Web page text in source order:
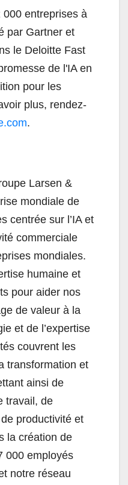
entreprises à
par Gartner et
le Deloitte Fast
de l'IA en
pour les
plus, rendez-
.
Larsen &
mondiale de
centrée sur l’IA et
commerciale
mondiales.
humaine et
pour aider nos
de valeur à la
et de l’expertise
couvrent les
transformation et
ainsi de
travail, de
productivité et
la création de
000 employés
notre réseau